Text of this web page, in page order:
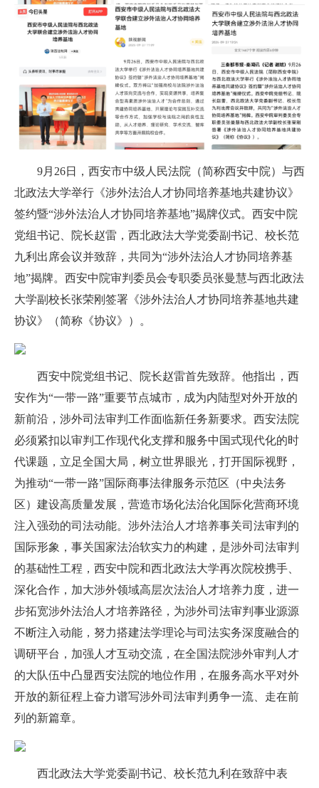
9月26日，西安市中级人民法院（简称西安中院）与西
北政法大学举行《涉外法治人才协同培养基地共建协议》
签约暨“涉外法治人才协同培养基地”揭牌仪式。西安中院
党组书记、院长赵雷，西北政法大学党委副书记、校长范
九利出席会议并致辞，共同为“涉外法治人才协同培养基
地”揭牌。西安中院审判委员会专职委员张曼慧与西北政法
大学副校长张荣刚签署《涉外法治人才协同培养基地共建
协议》（简称《协议》）。
西安中院党组书记、院长赵雷首先致辞。 他指出，西
安作为“一带一路”重要节点城市，成为内陆型对外开放的
新前沿，涉外司法审判工作面临新任务新要求。西安法院
必须紧扣以审判工作现代化支撑和服务中国式现代化的时
代课题，立足全国大局，树立世界眼光，打开国际视野，
为推动“一带一路”国际商事法律服务示范区（中央法务
区）建设高质量发展，营造市场化法治化国际化营商环境
注入强劲的司法动能。涉外法治人才培养事关司法审判的
国际形象，事关国家法治软实力的构建，是涉外司法审判
的基础性工程，西安中院和西北政法大学再次院校携手、
深化合作，加大涉外领域高层次法治人才培养力度，进一
步拓宽涉外法治人才培养路径，为涉外司法审判事业源源
不断注入动能，努力搭建法学理论与司法实务深度融合的
调研平台，加强人才互动交流，在全国法院涉外审判人才
的大队伍中凸显西安法院的地位作用，在服务高水平对外
开放的新征程上奋力谱写涉外司法审判勇争一流、走在前
列的新篇章。
西北政法大学党委副书记、校长范九利在致辞中表